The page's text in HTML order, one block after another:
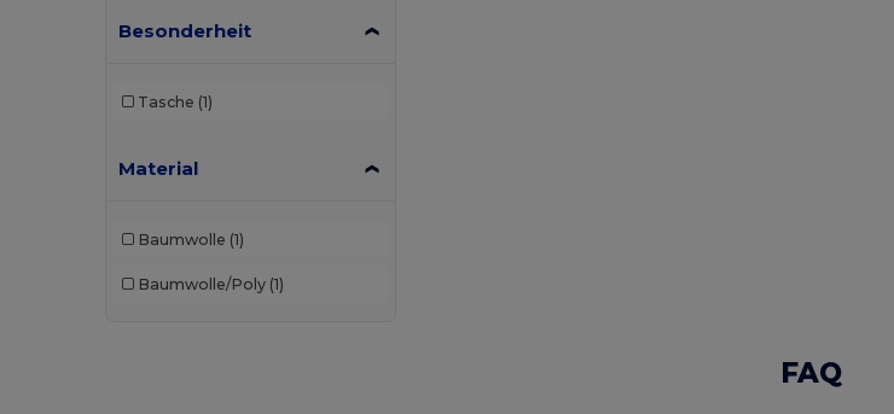
Besonderheit
Tasche (1)
Material
Baumwolle (1)
Baumwolle/Poly (1)
FAQ